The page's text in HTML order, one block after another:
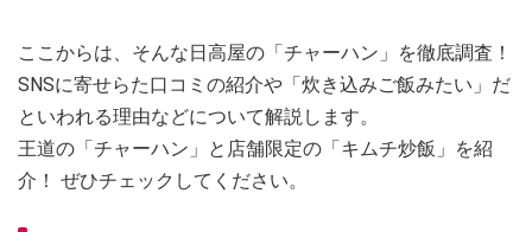
ここからは、そんな日高屋の「チャーハン」を徹底調査！
SNSに寄せらた口コミの紹介や「炊き込みご飯みたい」だ
といわれる理由などについて解説します。
王道の「チャーハン」と店舗限定の「キムチ炒飯」を紹
介！ ぜひチェックしてください。